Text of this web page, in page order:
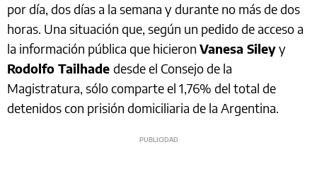
por día, dos días a la semana y durante no más de dos
horas. Una situación que, según un pedido de acceso a
la información pública que hicieron Vanesa Sileyy
Rodolfo Tailhade desde el Consejo de la
Magistratura, sólo comparte el 1,76% del total de
detenidos con prisión domiciliaria de la Argentina.